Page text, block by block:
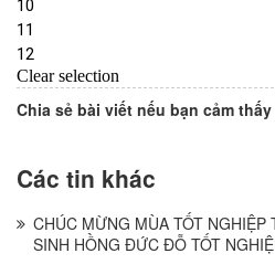
Chia sẻ bài viết nếu bạn cảm
Các tin khác
CHÚC MỪNG MÙA TỐT NGHIỆP
SINH HỒNG ĐỨC ĐỖ TỐT